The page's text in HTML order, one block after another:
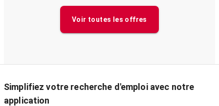
Voir toutes les offres
Simplifiez votre recherche d'emploi avec notre
application